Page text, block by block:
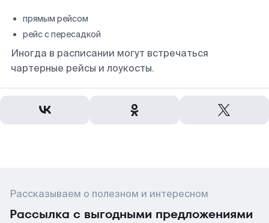
прямым рейсом
рейс с пересадкой
Иногда в расписании могут встречаться
чартерные рейсы и лоукосты.
Рассказываем о полезном и интересном
Рассылка с выгодными предложениями